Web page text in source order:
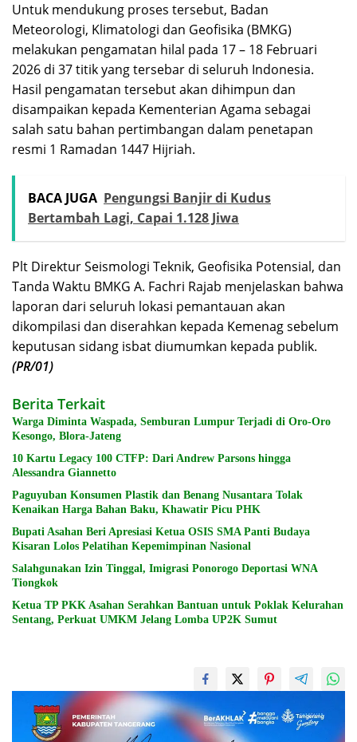
Untuk mendukung proses tersebut, Badan
Meteorologi, Klimatologi dan Geofisika (BMKG)
melakukan pengamatan hilal pada 17 – 18 Februari
2026 di 37 titik yang tersebar di seluruh Indonesia.
Hasil pengamatan tersebut akan dihimpun dan
disampaikan kepada Kementerian Agama sebagai
salah satu bahan pertimbangan dalam penetapan
resmi 1 Ramadan 1447 Hijriah.
BACA JUGA Pengungsi Banjir di Kudus
Bertambah Lagi, Capai 1.128 Jiwa
Plt Direktur Seismologi Teknik, Geofisika Potensial, dan
Tanda Waktu BMKG A. Fachri Rajab menjelaskan bahwa
laporan dari seluruh lokasi pemantauan akan
dikompilasi dan diserahkan kepada Kemenag sebelum
keputusan sidang isbat diumumkan kepada publik.
(PR/01)
Berita Terkait
Warga Diminta Waspada, Semburan Lumpur Terjadi di Oro-Oro
Kesongo, Blora-Jateng
10 Kartu Legacy 100 CTFP: Dari Andrew Parsons hingga
Alessandra Giannetto
Paguyuban Konsumen Plastik dan Benang Nusantara Tolak
Kenaikan Harga Bahan Baku, Khawatir Picu PHK
Bupati Asahan Beri Apresiasi Ketua OSIS SMA Panti Budaya
Kisaran Lolos Pelatihan Kepemimpinan Nasional
Salahgunakan Izin Tinggal, Imigrasi Ponorogo Deportasi WNA
Tiongkok
Ketua TP PKK Asahan Serahkan Bantuan untuk Poklak Kelurahan
Sentang, Perkuat UMKM Jelang Lomba UP2K Sumut